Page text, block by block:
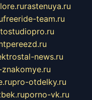
rastenuya.ru
freeride-team.ru
news.ru
pro-otdelky.ru
porno-vk.ru